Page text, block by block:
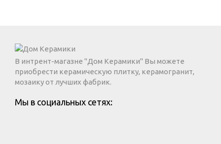
В интрент-магазне "Дом Керамики" Вы можете
приобрести керамическую плитку, керамогранит,
мозаику от лучших фабрик.
Мы в социальных сетях: